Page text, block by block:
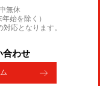
無休
始を除く）
応となります。
合わせ